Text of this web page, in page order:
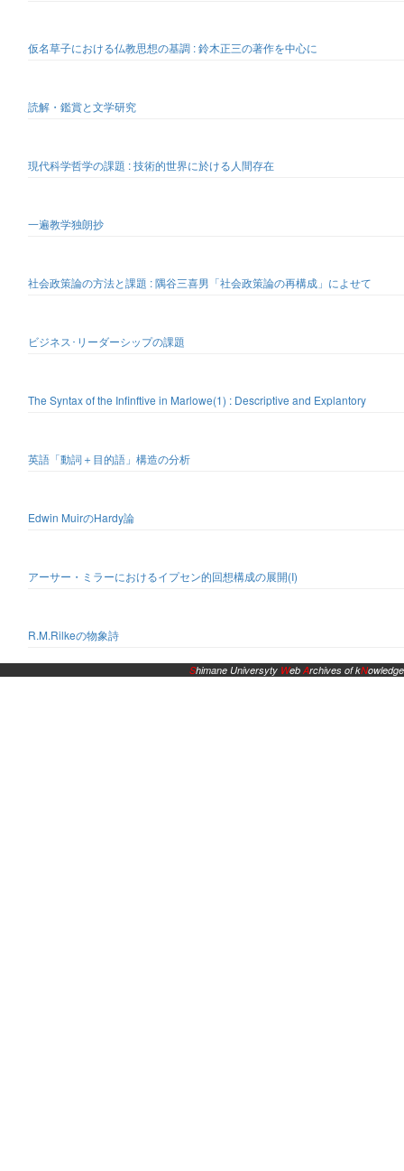
仮名草子における仏教思想の基調 : 鈴木正三の著作を中心に
読解・鑑賞と文学研究
現代科学哲学の課題 : 技術的世界に於ける人間存在
一遍教学独朗抄
社会政策論の方法と課題 : 隅谷三喜男「社会政策論の再構成」によせて
ビジネス･リーダーシップの課題
The Syntax of the Infinftive in Marlowe(1) : Descriptive and Explantory
英語「動詞＋目的語」構造の分析
Edwin MuirのHardy論
アーサー・ミラーにおけるイプセン的回想構成の展開(I)
R.M.Rilkeの物象詩
Shimane Universyty WebArchives of kNowledge